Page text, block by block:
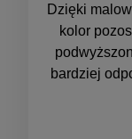
Dzięki
kolor
bardziej